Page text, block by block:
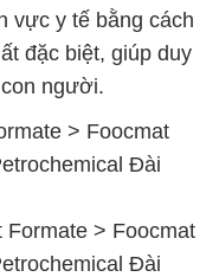
vực y tế bằng cách
đặc biệt, giúp duy
người.
> Foocmat
Đài
> Foocmat
Đài